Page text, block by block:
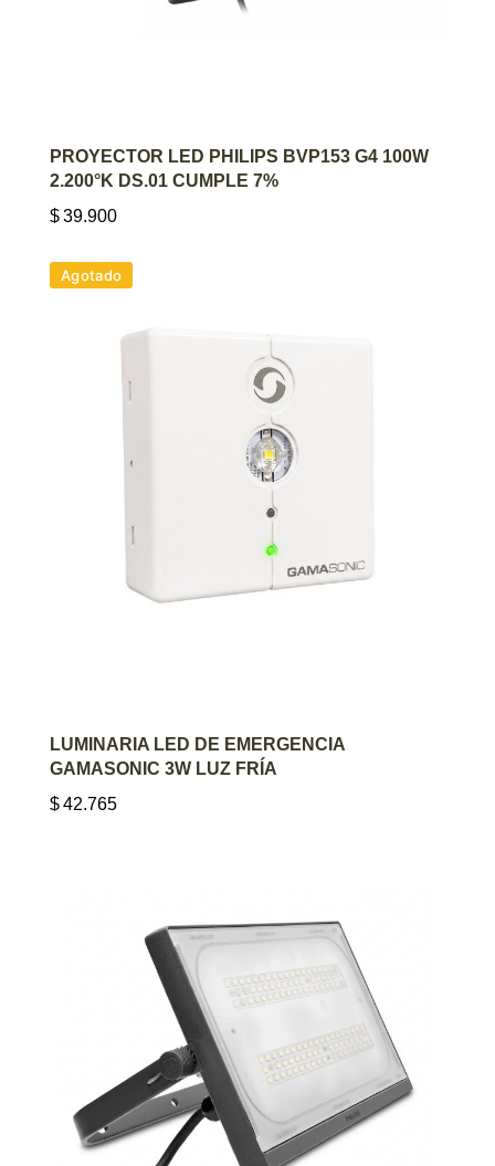
AGREGAR AL CARRITO
PROYECTOR LED PHILIPS BVP153 G4 100W
2.200°K DS.01 CUMPLE 7%
$39.900
Agotado
AGREGAR AL CARRITO
LUMINARIA LED DE EMERGENCIA
GAMASONIC 3W LUZ FRÍA
$42.765